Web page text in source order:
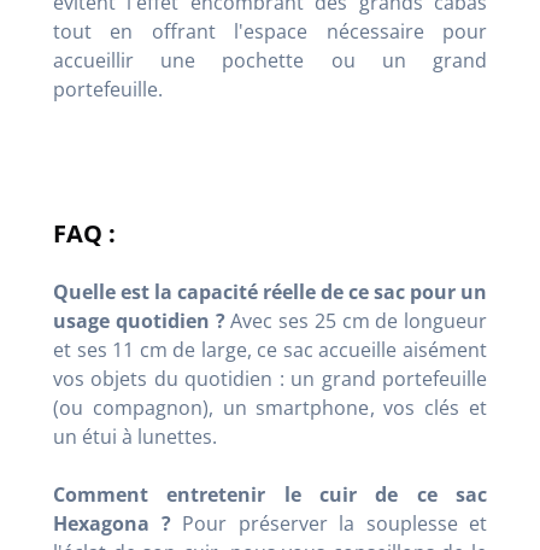
tout en offrant l'espace nécessaire pour
accueillir une pochette ou un grand
portefeuille.
FAQ :
Quelle est la capacité réelle de ce sac pour un
usage quotidien ?Avec ses 25 cm de longueur
et ses 11 cm de large, ce sac accueille aisément
vos objets du quotidien : un grand portefeuille
(ou compagnon), un smartphone, vos clés et
un étui à lunettes.
Comment entretenir le cuir de ce sac
Hexagona ?Pour préserver la souplesse et